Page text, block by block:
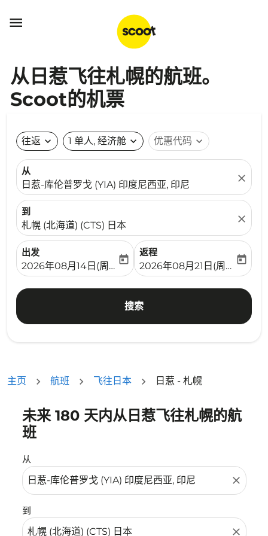

从日惹飞往札幌的航班。
Scoot的机票
往返 expand_more 1 单人, 经济舱 expand_more 优惠代码 expand_more
从
日惹-库伦普罗戈 (YIA) 印度尼西亚, 印尼
close
到
札幌 (北海道) (CTS) 日本
close
出发
fc-booking-departure-date-aria-label
2026年08月14日(周五)
today
返程
fc-booking-return-date-
2026年08月21日(周五)
today
搜索
主页 航班 飞往日本 日惹 - 札幌
未来 180 天内从日惹飞往札幌的航
班
从
close
到
close
没有符合您的筛选条件的机票。请调整您的筛选条件。